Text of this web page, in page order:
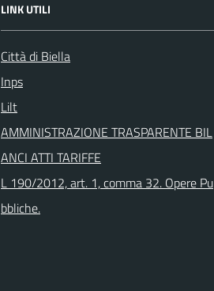
LINK UTILI
Città di Biella
Inps
Lilt
AMMINISTRAZIONE TRASPARENTE BIL
ANCI ATTI TARIFFE
L 190/2012, art. 1, comma 32. Opere Pu
bbliche.